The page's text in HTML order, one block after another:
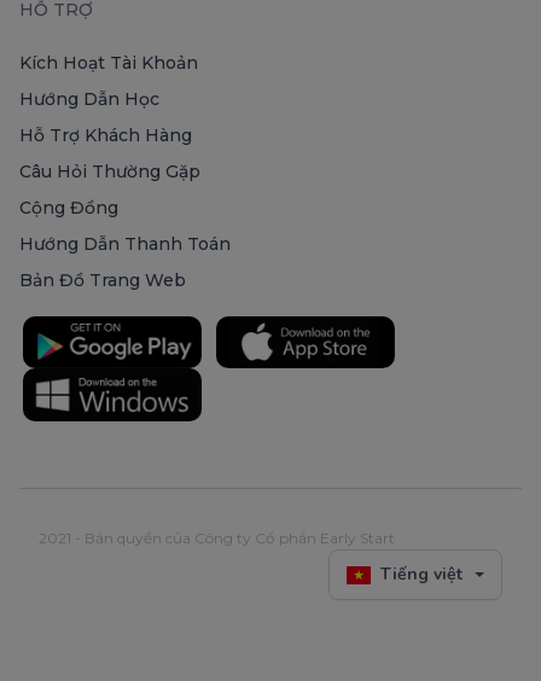
HỖ TRỢ
Kích Hoạt Tài Khoản
Hướng Dẫn Học
Hỗ Trợ Khách Hàng
Câu Hỏi Thường Gặp
Cộng Đồng
Hướng Dẫn Thanh Toán
Bản Đồ Trang Web
2021 - Bản quyền của Công ty Cổ phần Early Start
Tiếng việt